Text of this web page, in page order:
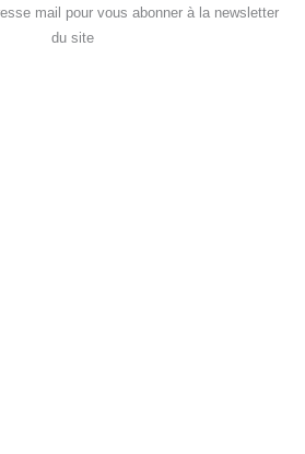
mail pour vous abonner à la newsletter
du site